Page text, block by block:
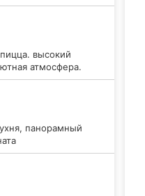
высокий
атмосфера.
панорамный